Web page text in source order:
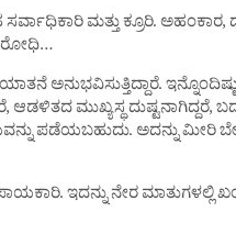
ಮತ್ತು ಕ್ರೂರಿ.
ಅನುಭವಿಸುತ್ತಿದ್ದಾರೆ.
ಮುಖ್ಯಸ್ಥ
ಪಡೆಯಬಹುದು. ಅದನ್ನು ಮೀರಿ
ಇದನ್ನು ನೇರ ಮಾತುಗಳಲ್ಲಿ